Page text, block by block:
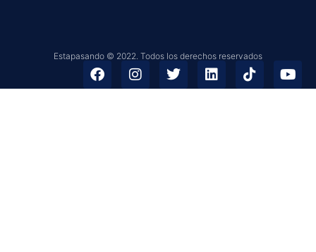
Estapasando © 2022. Todos los derechos reservados